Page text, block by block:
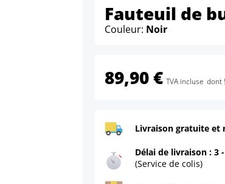
Fauteuil de
Couleur: Noir
89,90 € TVA incluse dont
Livraison gratuite et
Délai de livraison : 3
(Service de colis)